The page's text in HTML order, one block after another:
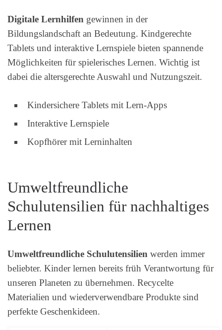
Digitale Lernhilfen gewinnen in der
Bildungslandschaft an Bedeutung. Kindgerechte
Tablets und interaktive Lernspiele bieten spannende
Möglichkeiten für spielerisches Lernen. Wichtig ist
dabei die altersgerechte Auswahl und Nutzungszeit.
Kindersichere Tablets mit Lern-Apps
Interaktive Lernspiele
Kopfhörer mit Lerninhalten
Umweltfreundliche
Schulutensilien für nachhaltiges
Lernen
Umweltfreundliche Schulutensilien werden immer
beliebter. Kinder lernen bereits früh Verantwortung für
unseren Planeten zu übernehmen. Recycelte
Materialien und wiederverwendbare Produkte sind
perfekte Geschenkideen.